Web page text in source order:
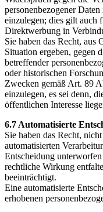
personenbezogener
einzulegen; dies gilt auch
Direktwerbung in
Sie haben das Recht, aus
Situation ergeben, gegen
betreffender
oder historischen
Zwecken gemäß Art. 89
einzulegen, es sei denn,
öffentlichen Interesse
6.7 Automatisierte
Sie haben das Recht,
automatisierten
Entscheidung
rechtliche Wirkung
beeinträchtigt.
Eine automatisierte
erhobenen